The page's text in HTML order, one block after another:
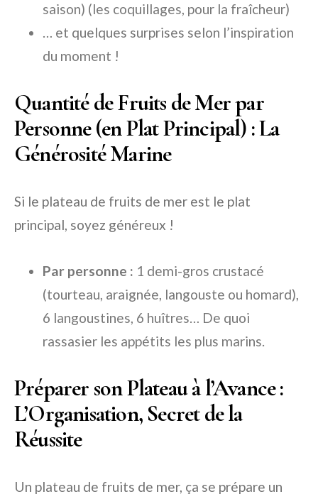
saison) (les coquillages, pour la fraîcheur)
… et quelques surprises selon l’inspiration
du moment !
Quantité de Fruits de Mer par
Personne (en Plat Principal) : La
Générosité Marine
Si le plateau de fruits de mer est le plat
principal, soyez généreux !
Par personne : 1 demi-gros crustacé
(tourteau, araignée, langouste ou homard),
6 langoustines, 6 huîtres… De quoi
rassasier les appétits les plus marins.
Préparer son Plateau à l’Avance :
L’Organisation, Secret de la
Réussite
Un plateau de fruits de mer, ça se prépare un